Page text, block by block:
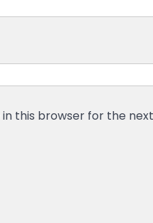
this browser for the